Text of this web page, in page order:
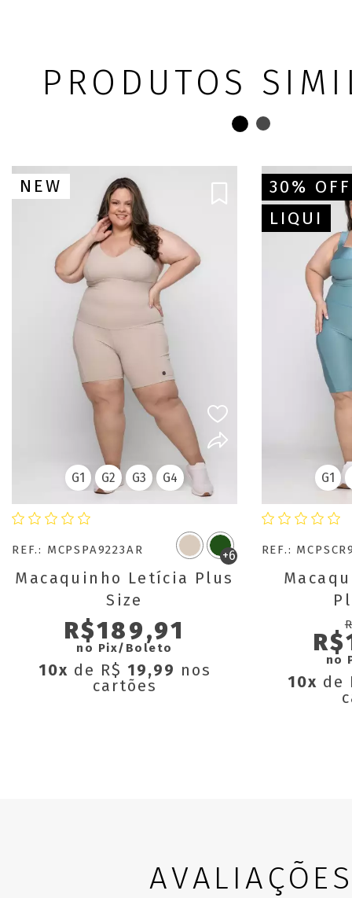
PRODUTOS
NEW
REF.: MCPSPA9223AR +6
Macaquinho Letícia Plus
Size
R$189,91
no Pix/Boleto
10x de R$ 19,99 nos
cartões
G1 G2 G3 G4
30% OFF
LIQUI
REF.:
no
10x de
G1